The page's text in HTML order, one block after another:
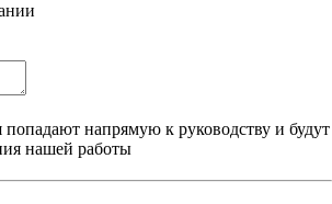
напрямую к руководству и будут
нашей работы